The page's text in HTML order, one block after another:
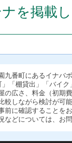
を掲載
九番町にあるイナバ
「棚貸出」「バイ
の広さ、料金（初期
較しながら検討が
前に確認すること
どについては、お